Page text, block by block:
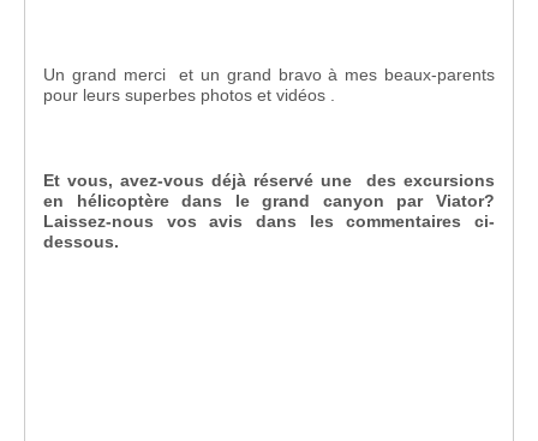
Un grand merci et un grand bravo à mes beaux-parents
pour leurs superbes photos et vidéos .
Et vous, avez-vous déjà réservé une des excursions
en hélicoptère dans le grand canyon par Viator?
Laissez-nous vos avis dans les commentaires ci-
dessous.